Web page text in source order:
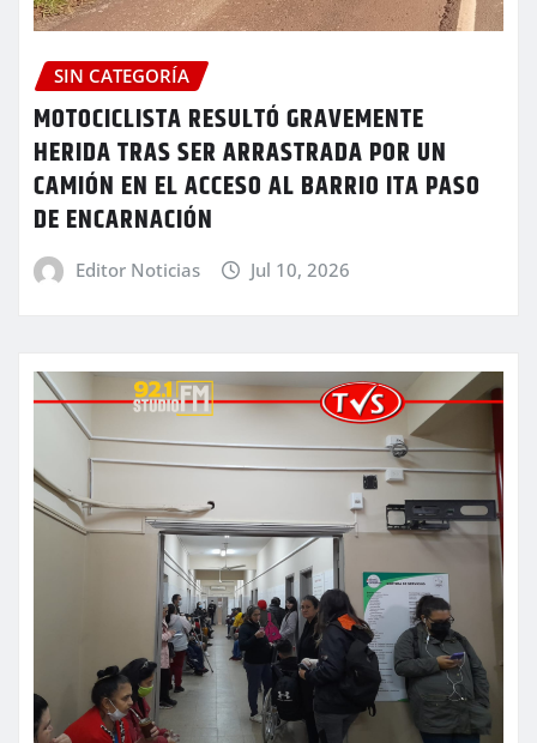
SIN CATEGORÍA
MOTOCICLISTA RESULTÓ GRAVEMENTE
HERIDA TRAS SER ARRASTRADA POR UN
CAMIÓN EN EL ACCESO AL BARRIO ITA PASO
DE ENCARNACIÓN
Editor Noticias Jul 10, 2026